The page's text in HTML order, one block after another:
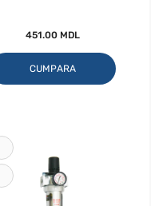
451.00 MDL
CUMPARA